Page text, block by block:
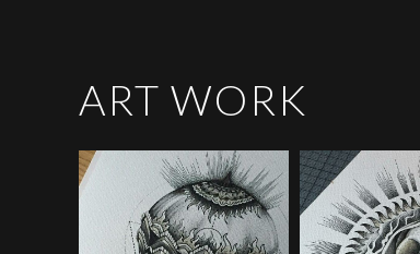
ART WORK